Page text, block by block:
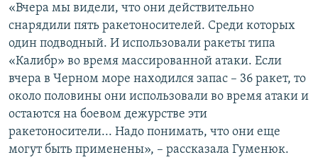
«Вчера мы видели, что они действительно
снарядили пять ракетоносителей. Среди которых
один подводный. И использовали ракеты типа
«Калибр» во время массированной атаки. Если
вчера в Черном море находился запас – 36 ракет, то
около половины они использовали во время атаки и
остаются на боевом дежурстве эти
ракетоносители... Надо понимать, что они еще
могут быть применены», – рассказала Гуменюк.